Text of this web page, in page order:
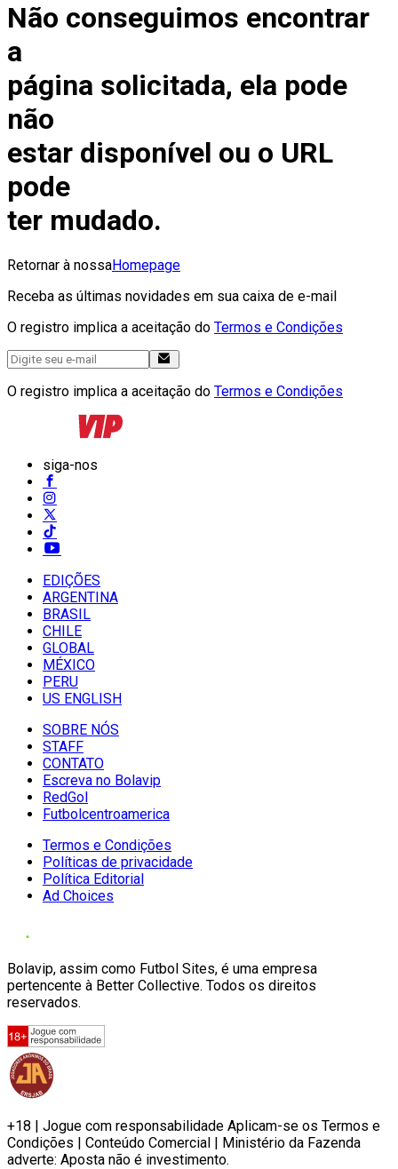
Não conseguimos encontrar
a
página solicitada, ela pode
não
estar disponível ou o URL
pode
ter mudado.
Retornar à nossaHomepage
Receba as últimas novidades em sua caixa de e-mail
O registro implica a aceitação do Termos e Condições
O registro implica a aceitação do Termos e Condições
siga-nos
EDIÇÕES
ARGENTINA
BRASIL
CHILE
GLOBAL
MÉXICO
PERU
US ENGLISH
SOBRE NÓS
STAFF
CONTATO
Escreva no Bolavip
RedGol
Futbolcentroamerica
Termos e Condições
Políticas de privacidade
Política Editorial
Ad Choices
Bolavip, assim como Futbol Sites, é uma empresa
pertencente à Better Collective. Todos os direitos
reservados.
+18 | Jogue com responsabilidade Aplicam-se os Termos e
Condições | Conteúdo Comercial | Ministério da Fazenda
adverte: Aposta não é investimento.